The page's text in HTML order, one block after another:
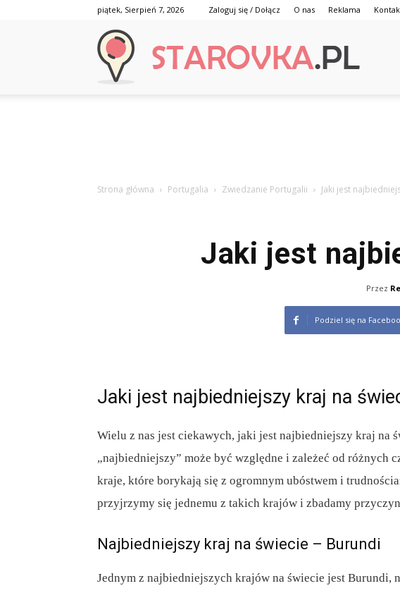
piątek, Sierpień 7, 2026 Zaloguj się / Dołącz O nas Reklama
Strona główna Portugalia Zwiedzanie Portugalii Jaki jest
Jaki jest
Przez
Podziel się na
Jaki jest najbiedniejszy kraj na
Wielu z nas jest ciekawych, jaki jest najbiedniejszy kraj na
„najbiedniejszy” może być względne i zależeć od różnych
kraje, które borykają się z ogromnym ubóstwem i
przyjrzymy się jednemu z takich krajów i zbadamy
Najbiedniejszy kraj na świecie – Burundi
Jednym z najbiedniejszych krajów na świecie jest Burundi,